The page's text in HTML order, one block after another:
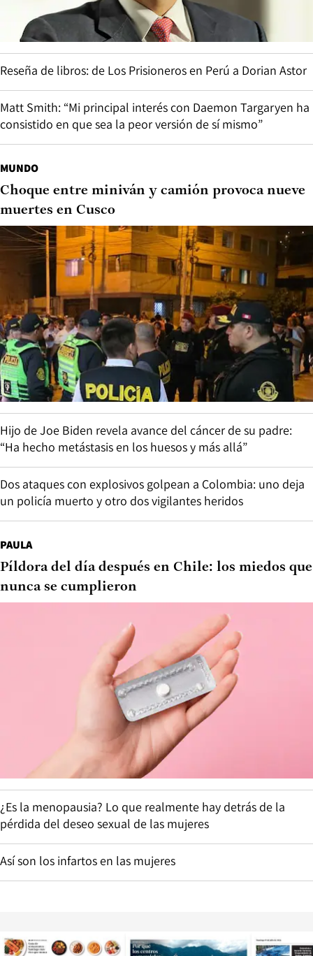
Reseña de libros: de Los Prisioneros en Perú a Dorian Astor
Matt Smith: “Mi principal interés con Daemon Targaryen ha
consistido en que sea la peor versión de sí mismo”
MUNDO
Choque entre miniván y camión provoca nueve
muertes en Cusco
Hijo de Joe Biden revela avance del cáncer de su padre:
“Ha hecho metástasis en los huesos y más allá”
Dos ataques con explosivos golpean a Colombia: uno deja
un policía muerto y otro dos vigilantes heridos
PAULA
Píldora del día después en Chile: los miedos que
nunca se cumplieron
¿Es la menopausia? Lo que realmente hay detrás de la
pérdida del deseo sexual de las mujeres
Así son los infartos en las mujeres
Opens in new window Opens in